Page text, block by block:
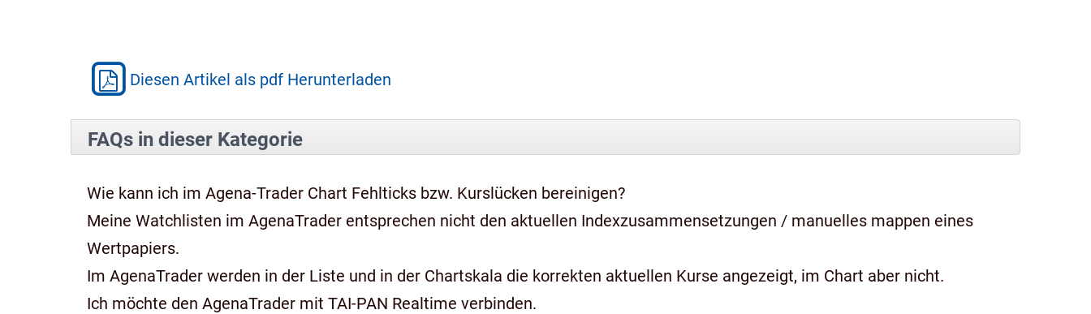
Diesen Artikel als pdf Herunterladen
FAQs in dieser Kategorie
Wie kann ich im Agena-Trader Chart Fehlticks bzw. Kurslücken bereinigen?
Meine Watchlisten im AgenaTrader entsprechen nicht den aktuellen Indexzusammensetzungen / manuelles mappen eines
Wertpapiers.
Im AgenaTrader werden in der Liste und in der Chartskala die korrekten aktuellen Kurse angezeigt, im Chart aber nicht.
Ich möchte den AgenaTrader mit TAI-PAN Realtime verbinden.